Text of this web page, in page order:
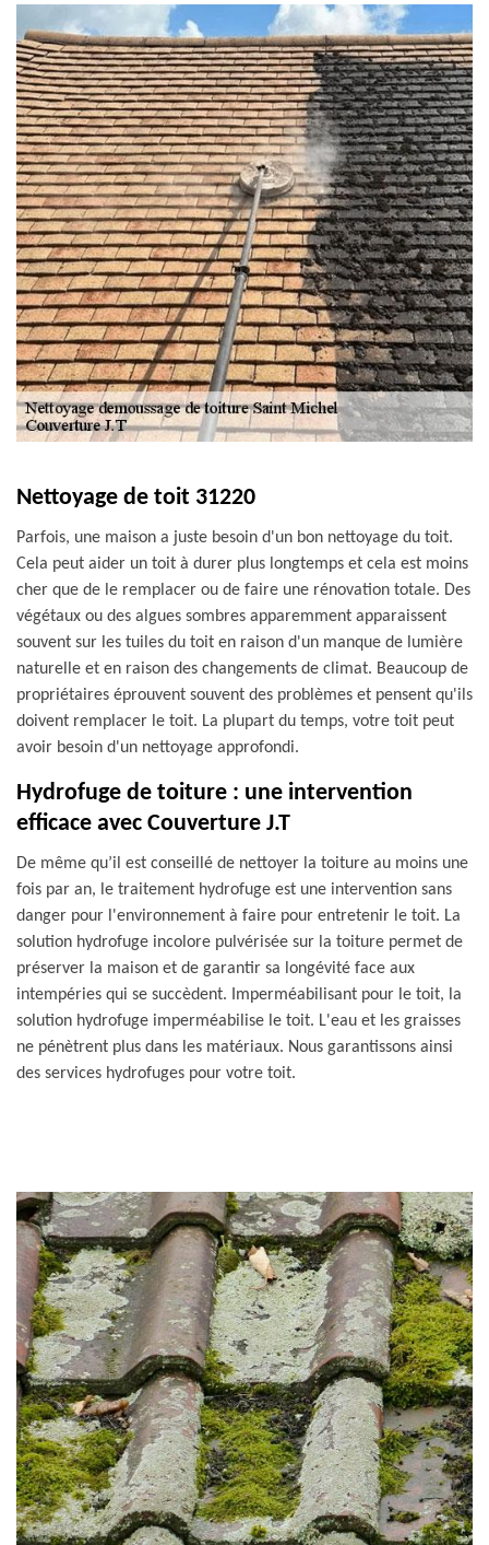
Nettoyage de toit 31220
Parfois, une maison a juste besoin d'un bon nettoyage du toit.
Cela peut aider un toit à durer plus longtemps et cela est moins
cher que de le remplacer ou de faire une rénovation totale. Des
végétaux ou des algues sombres apparemment apparaissent
souvent sur les tuiles du toit en raison d'un manque de lumière
naturelle et en raison des changements de climat. Beaucoup de
propriétaires éprouvent souvent des problèmes et pensent qu'ils
doivent remplacer le toit. La plupart du temps, votre toit peut
avoir besoin d'un nettoyage approfondi.
Hydrofuge de toiture : une intervention
efficace avec Couverture J.T
De même qu’il est conseillé de nettoyer la toiture au moins une
fois par an, le traitement hydrofuge est une intervention sans
danger pour l'environnement à faire pour entretenir le toit. La
solution hydrofuge incolore pulvérisée sur la toiture permet de
préserver la maison et de garantir sa longévité face aux
intempéries qui se succèdent. Imperméabilisant pour le toit, la
solution hydrofuge imperméabilise le toit. L'eau et les graisses
ne pénètrent plus dans les matériaux. Nous garantissons ainsi
des services hydrofuges pour votre toit.